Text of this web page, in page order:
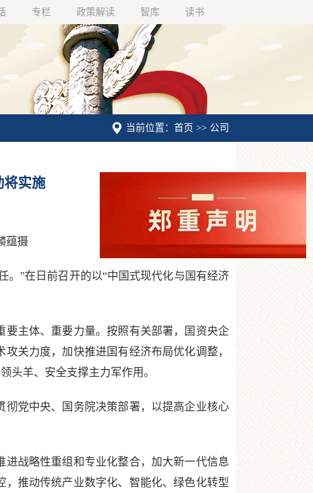
专栏 政策解读 智库 读书
当前位置：首页 >> 公司
将实施
蕴摄
”在日前召开的以“中国式现代化与国有经济
主体、重要力量。按照有关部署，国资央企
关力度，加快推进国有经济布局优化调整，
头羊、安全支撑主力军作用。
党中央、国务院决策部署，以提高企业核心
战略性重组和专业化整合，加大新一代信息
推动传统产业数字化、智能化、绿色化转型